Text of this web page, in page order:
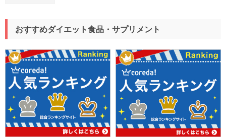
おすすめダイエット食品・サプリメント